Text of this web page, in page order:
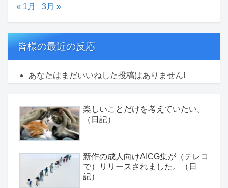
« 1月 3月 »
皆様の最近の反応
あなたはまだいいねした投稿はありません!
楽しいことだけを考えていたい。
（日記）
新作の成人向けAICG集が（テレコ
で）リリースされました。（日
記）